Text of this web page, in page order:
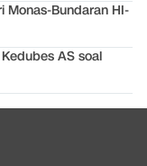
Monas-Bundaran HI-
AS soal